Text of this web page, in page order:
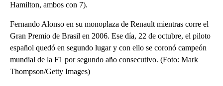
Hamilton, ambos con 7).
Fernando Alonso en su monoplaza de Renault mientras corre el
Gran Premio de Brasil en 2006. Ese día, 22 de octubre, el piloto
español quedó en segundo lugar y con ello se coronó campeón
mundial de la F1 por segundo año consecutivo. (Foto: Mark
Thompson/Getty Images)